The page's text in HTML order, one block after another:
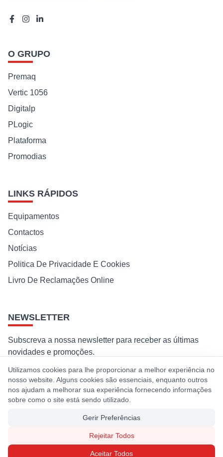
O GRUPO
Premaq
Vertic 1056
Digitalp
PLogic
Plataforma
Promodias
LINKS RÁPIDOS
Equipamentos
Contactos
Notícias
Politica De Privacidade E Cookies
Livro De Reclamações Online
NEWSLETTER
Subscreva a nossa newsletter para receber as últimas
novidades e promoções.
Subscrever
Ao subscrever, concorda com a nossa política de privacidade e
© 2026 Premaq. Todos os direitos reservados. Desenvolvido por
Utilizamos cookies para lhe proporcionar a melhor experiência no
nosso website. Alguns cookies são essenciais, enquanto outros
nos ajudam a melhorar sua experiência fornecendo informações
sobre como o site está sendo utilizado.
Gerir Preferências
Rejeitar Todos
Aceitar Todos